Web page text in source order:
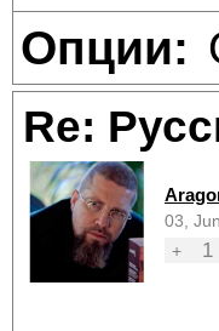
Опции:
Re:
03,
+
1